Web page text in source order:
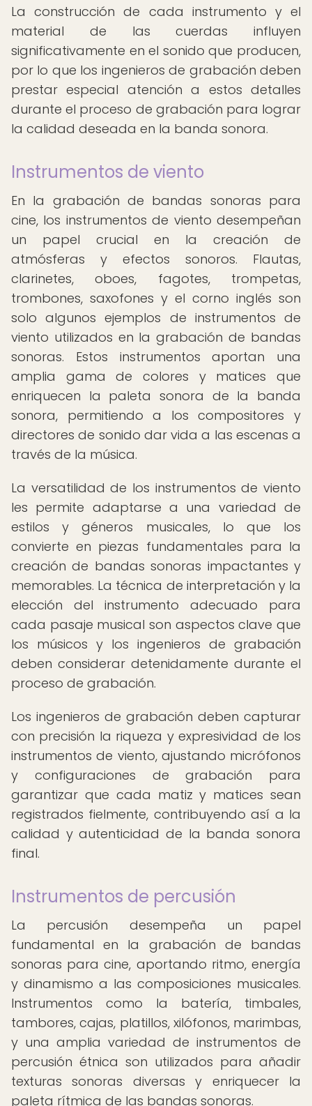
La construcción de cada instrumento y el
material de las cuerdas influyen
significativamente en el sonido que producen,
por lo que los ingenieros de grabación deben
prestar especial atención a estos detalles
durante el proceso de grabación para lograr
la calidad deseada en la banda sonora.
Instrumentos de viento
En la grabación de bandas sonoras para
cine, los instrumentos de viento desempeñan
un papel crucial en la creación de
atmósferas y efectos sonoros. Flautas,
clarinetes, oboes, fagotes, trompetas,
trombones, saxofones y el corno inglés son
solo algunos ejemplos de instrumentos de
viento utilizados en la grabación de bandas
sonoras. Estos instrumentos aportan una
amplia gama de colores y matices que
enriquecen la paleta sonora de la banda
sonora, permitiendo a los compositores y
directores de sonido dar vida a las escenas a
través de la música.
La versatilidad de los instrumentos de viento
les permite adaptarse a una variedad de
estilos y géneros musicales, lo que los
convierte en piezas fundamentales para la
creación de bandas sonoras impactantes y
memorables. La técnica de interpretación y la
elección del instrumento adecuado para
cada pasaje musical son aspectos clave que
los músicos y los ingenieros de grabación
deben considerar detenidamente durante el
proceso de grabación.
Los ingenieros de grabación deben capturar
con precisión la riqueza y expresividad de los
instrumentos de viento, ajustando micrófonos
y configuraciones de grabación para
garantizar que cada matiz y matices sean
registrados fielmente, contribuyendo así a la
calidad y autenticidad de la banda sonora
final.
Instrumentos de percusión
La percusión desempeña un papel
fundamental en la grabación de bandas
sonoras para cine, aportando ritmo, energía
y dinamismo a las composiciones musicales.
Instrumentos como la batería, timbales,
tambores, cajas, platillos, xilófonos, marimbas,
y una amplia variedad de instrumentos de
percusión étnica son utilizados para añadir
texturas sonoras diversas y enriquecer la
paleta rítmica de las bandas sonoras.